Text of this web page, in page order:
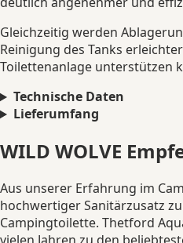
Gleichzeitig werden
Reinigung des Tanks
Toilettenanlage unterstützen
Technische Daten
Lieferumfang
WILD WOLVE
Aus unserer Erfahrung im
hochwertiger Sanitärzusatz
Campingtoilette. Thetford